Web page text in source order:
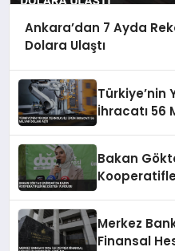
Ankara’dan 7 Ayda
Dolara Ulaştı
Türkiye’nin
İhracatı 56
Bakan
Merkez
Finansal